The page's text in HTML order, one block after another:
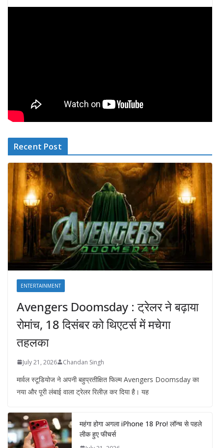
Recent Post
ENTERTAINMENT
Avengers Doomsday : ट्रेलर ने बढ़ाया
रोमांच, 18 दिसंबर को थिएटर्स में मचेगा
तहलका
July 21, 2026 Chandan Singh
मार्वल स्टूडियोज ने अपनी बहुप्रतीक्षित फिल्म Avengers Doomsday का
नया और पूरी लंबाई वाला ट्रेलर रिलीज़ कर दिया है। यह
महंगा होगा अगला iPhone 18 Pro! लॉन्च से पहले
लीक हुए फीचर्स